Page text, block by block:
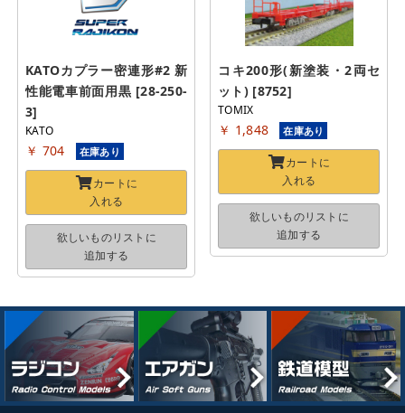
KATOカプラー密連形#2 新
性能電車前面用黒 [28-250-
3]
KATO
￥ 704 在庫あり
カートに
入れる
欲しいものリストに
追加する
コキ200形(新塗装・2両セ
ット) [8752]
TOMIX
￥ 1,848 在庫あり
カートに
入れる
欲しいものリストに
追加する